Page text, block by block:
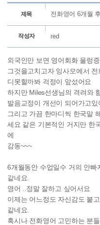
제목 전화영어 6개월
작성자 red
외국인만 보면 영어회화 울렁
그것을고치고자 잉사모에서
디못할까봐 걱정이 앞섰어요
하지만 Miles선생님의 격려와
발음교정이 개선이 되어가고있
그리고 가끔 한마디씩 한국말
세요 같은 기본적인 거지만 한
에
감동~~~
6개월동안 수업일수 거의 안빠
같네요.
영어 ..정말 잘하고 싶어서요
이제는 어느정도 자신감도 붙
같네요.
혹시나 전화영어 고민하는 분